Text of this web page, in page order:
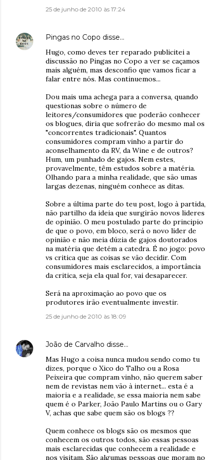
25 de junho de 2010 às 17:24
Pingas no Copo disse…
Hugo, como deves ter reparado publicitei a
discussão no Pingas no Copo a ver se caçamos
mais alguém, mas desconfio que vamos ficar a
falar entre nós. Mas continuemos...
Dou mais uma achega para a conversa, quando
questionas sobre o número de
leitores/consumidores que poderão conhecer
os blogues, diria que sofrerão do mesmo mal os
"concorrentes tradicionais". Quantos
consumidores compram vinho a partir do
aconselhamento da RV, da Wine e de outros?
Hum, um punhado de gajos. Nem estes,
provavelmente, têm estudos sobre a matéria.
Olhando para a minha realidade, que são umas
largas dezenas, ninguém conhece as ditas.
Sobre a última parte do teu post, logo à partida,
não partilho da ideia que surgirão novos lideres
de opinião. O meu postulado parte do principio
de que o povo, em bloco, será o novo lider de
opinião e não meia dúzia de gajos doutorados
na matéria que detém a catedra. É no jogo: povo
vs critica que as coisas se vão decidir. Com
consumidores mais esclarecidos, a importância
da critica, seja ela qual for, vai desaparecer.
Será na aproximação ao povo que os
produtores irão eventualmente investir.
25 de junho de 2010 às 18:09
João de Carvalho disse…
Mas Hugo a coisa nunca mudou sendo como tu
dizes, porque o Xico do Talho ou a Rosa
Peixeira que compram vinho, não querem saber
nem de revistas nem vão à internet... esta é a
maioria e a realidade, se essa maioria nem sabe
quem é o Parker, João Paulo Martins ou o Gary
V, achas que sabe quem são os blogs ??
Quem conhece os blogs são os mesmos que
conhecem os outros todos, são essas pessoas
mais esclarecidas que conhecem a realidade e
nos visitam. São algumas pessoas que moram no